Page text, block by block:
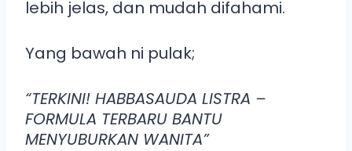
lebih jelas, dan mudah difahami.
Yang bawah ni pulak;
“TERKINI! HABBASAUDA LISTRA –
FORMULA TERBARU BANTU
MENYUBURKAN WANITA”